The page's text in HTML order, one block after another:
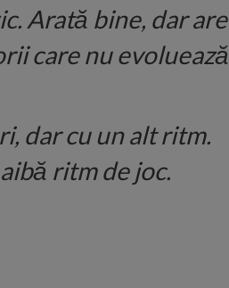
Arată bine, dar are
care nu evoluează
dar cu un alt ritm.
ritm de joc.